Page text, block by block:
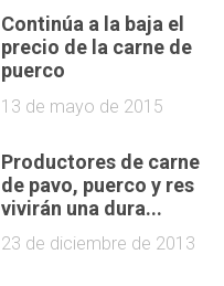
Continúa a la baja el
precio de la carne de
puerco
13 de mayo de 2015
Productores de carne
de pavo, puerco y res
vivirán una dura...
23 de diciembre de 2013